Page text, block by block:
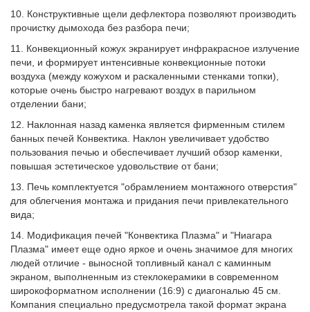
10. Конструктивные щели дефлектора позволяют производить
прочистку дымохода без разбора печи;
11. Конвекционный кожух экранирует инфракрасное излучение
печи, и формирует интенсивные конвекционные потоки
воздуха (между кожухом и раскаленными стенками топки),
которые очень быстро нагревают воздух в парильном
отделении бани;
12. Наклонная назад каменка является фирменным стилем
банных печей Конвектика. Наклон увеличивает удобство
пользования печью и обеспечивает лучший обзор каменки,
повышая эстетическое удовольствие от бани;
13. Печь комплектуется "обрамлением монтажного отверстия"
для облегчения монтажа и придания печи привлекательного
вида;
14. Модификация печей "Конвектика Плазма" и "Ниагара
Плазма" имеет еще одно яркое и очень значимое для многих
людей отличие - выносной топливный канал с каминным
экраном, выполненным из стеклокерамики в современном
широкоформатном исполнении (16:9) с диагональю 45 см.
Компания специально предусмотрела такой формат экрана